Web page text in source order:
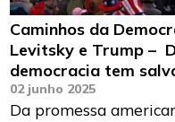
Caminhos da
Levitsky e Trump –
democracia tem
02 junho 2025
Da promessa